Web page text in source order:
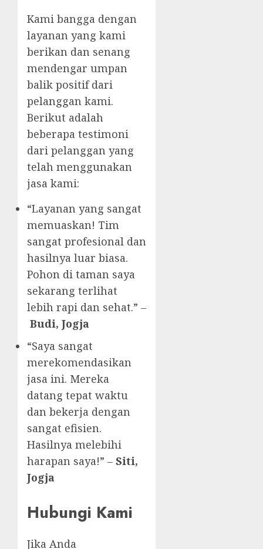
Kami bangga dengan
layanan yang kami
berikan dan senang
mendengar umpan
balik positif dari
pelanggan kami.
Berikut adalah
beberapa testimoni
dari pelanggan yang
telah menggunakan
jasa kami:
“Layanan yang sangat
memuaskan! Tim
sangat profesional dan
hasilnya luar biasa.
Pohon di taman saya
sekarang terlihat
lebih rapi dan sehat.” –
Budi, Jogja
“Saya sangat
merekomendasikan
jasa ini. Mereka
datang tepat waktu
dan bekerja dengan
sangat efisien.
Hasilnya melebihi
harapan saya!” – Siti,
Jogja
Hubungi Kami
Jika Anda